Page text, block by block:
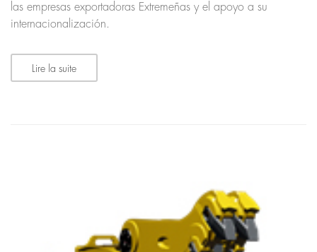
las empresas exportadoras Extremeñas y el apoyo a su
internacionalización.
Lire la suite